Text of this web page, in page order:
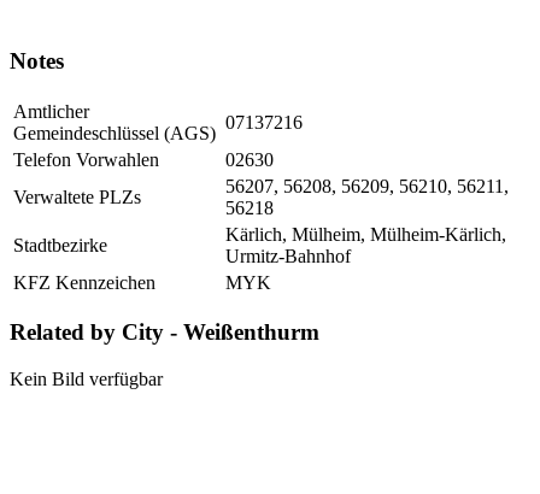
Notes
Amtlicher
Gemeindeschlüssel (AGS)
07137216
Telefon Vorwahlen
02630
Verwaltete PLZs
56207, 56208, 56209, 56210, 56211,
56218
Stadtbezirke
Kärlich, Mülheim, Mülheim-Kärlich,
Urmitz-Bahnhof
KFZ Kennzeichen
MYK
Related by City - Weißenthurm
Kein Bild verfügbar